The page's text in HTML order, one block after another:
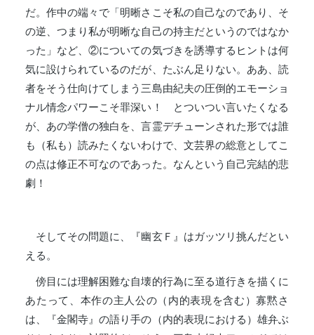
だ。作中の端々で「明晰さこそ私の自己なのであり、そ
の逆、つまり私が明晰な自己の持主だというのではなか
った」など、②についての気づきを誘導するヒントは何
気に設けられているのだが、たぶん足りない。ああ、読
者をそう仕向けてしまう三島由紀夫の圧倒的エモーショ
ナル情念パワーこそ罪深い！ とついつい言いたくなる
が、あの学僧の独白を、言霊デチューンされた形では誰
も（私も）読みたくないわけで、文芸界の総意としてこ
の点は修正不可なのであった。なんという自己完結的悲
劇！
そしてその問題に、『幽玄Ｆ』はガッツリ挑んだとい
える。
傍目には理解困難な自壊的行為に至る道行きを描くに
あたって、本作の主人公の（内的表現を含む）寡黙さ
は、『金閣寺』の語り手の（内的表現における）雄弁ぶ